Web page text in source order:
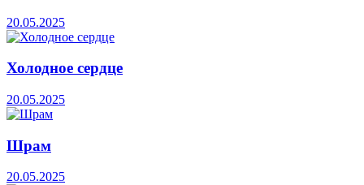
20.05.2025
Холодное сердце
20.05.2025
Шрам
20.05.2025